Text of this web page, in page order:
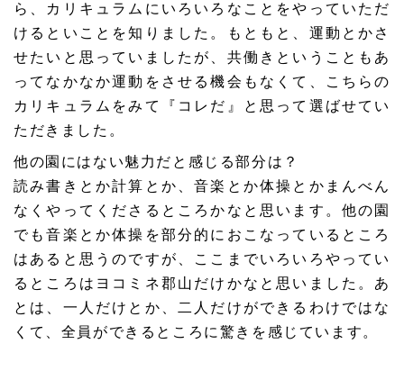
ら、カリキュラムにいろいろなことをやっていただ
けるといことを知りました。もともと、運動とかさ
せたいと思っていましたが、共働きということもあ
ってなかなか運動をさせる機会もなくて、こちらの
カリキュラムをみて『コレだ』と思って選ばせてい
ただきました。
他の園にはない魅力だと感じる部分は？
読み書きとか計算とか、音楽とか体操とかまんべん
なくやってくださるところかなと思います。他の園
でも音楽とか体操を部分的におこなっているところ
はあると思うのですが、ここまでいろいろやってい
るところはヨコミネ郡山だけかなと思いました。あ
とは、一人だけとか、二人だけができるわけではな
くて、全員ができるところに驚きを感じています。